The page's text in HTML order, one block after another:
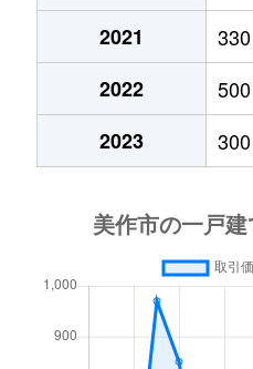
2021
330
2022
500
2023
300